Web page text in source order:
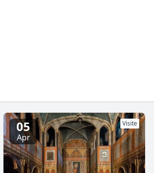
05
Apr
Visite